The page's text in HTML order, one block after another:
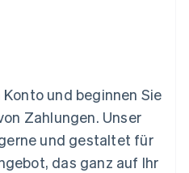
und beginnen Sie
Zahlungen. Unser
und gestaltet für
das ganz auf Ihr